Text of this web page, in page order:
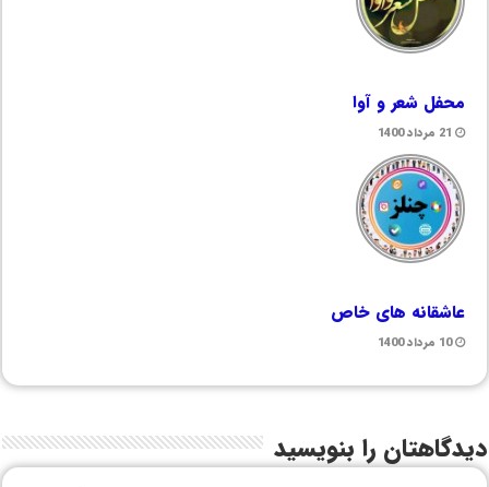
محفل شعر و آوا
21 مرداد 1400
عاشقانه های خاص
10 مرداد 1400
دیدگاهتان را بنویسید